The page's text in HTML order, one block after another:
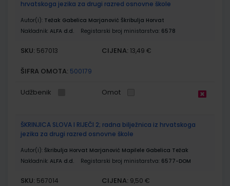
hrvatskoga jezika za drugi razred osnovne škole
Autor(i): Težak Gabelica Marjanović Škribulja Horvat
Nakladnik: ALFA d.d. Registarski broj ministarstva: 6578
SKU: 567013 CIJENA: 13,49 €
ŠIFRA OMOTA: 500179
Udžbenik Omot
ŠKRINJICA SLOVA I RIJEČI 2; radna bilježnica iz hrvatskoga
jezika za drugi razred osnovne škole
Autor(i): Škribulja Horvat Marjanović Mapilele Gabelica Težak
Nakladnik: ALFA d.d. Registarski broj ministarstva: 6577-DOM
SKU: 567014 CIJENA: 9,50 €